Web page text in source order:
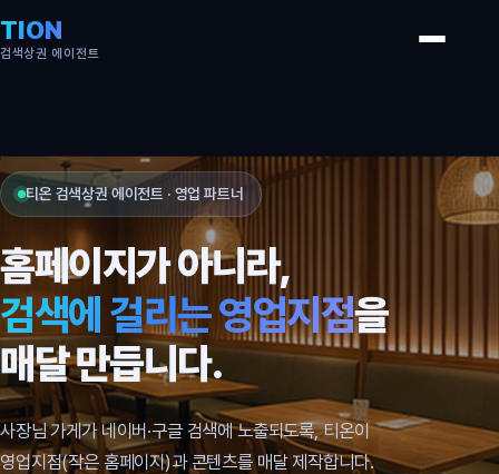
TION
검색상권 에이전트
티온 검색상권 에이전트 · 영업 파트너
홈페이지가 아니라,
검색에 걸리는 영업지점을
매달 만듭니다.
사장님 가게가 네이버·구글 검색에 노출되도록, 티온이
영업지점(작은 홈페이지)과 콘텐츠를 매달 제작합니다.